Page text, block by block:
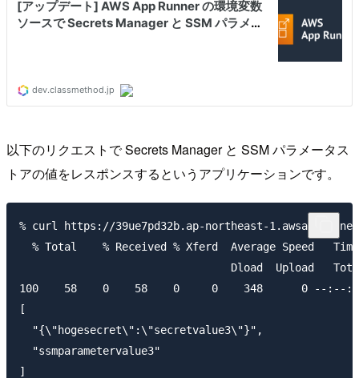
以下のリクエストで Secrets Manager と SSM パラメータス
トアの値をレスポンスするというアプリケーションです。
% curl https://39ue7pd32b.ap-northeast-
% Total    % Received % Xferd  Average Speed
Dload  Upload
100    58    0    58    0     0    348      0 --
[
  "{\"hogesecret\":\"secretvalue3\"}",
  "ssmparametervalue3"